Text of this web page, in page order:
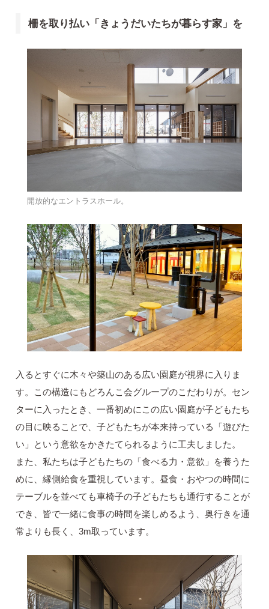
柵を取り払い「きょうだいたちが暮らす家」を
開放的なエントラスホール。
入るとすぐに木々や築山のある広い園庭が視界に入りま
す。この構造にもどろんこ会グループのこだわりが。セン
ターに入ったとき、一番初めにこの広い園庭が子どもたち
の目に映ることで、子どもたちが本来持っている「遊びた
い」という意欲をかきたてられるように工夫しました。
また、私たちは子どもたちの「食べる力・意欲」を養うた
めに、縁側給食を重視しています。昼食・おやつの時間に
テーブルを並べても車椅子の子どもたちも通行することが
でき、皆で一緒に食事の時間を楽しめるよう、奥行きを通
常よりも長く、3m取っています。